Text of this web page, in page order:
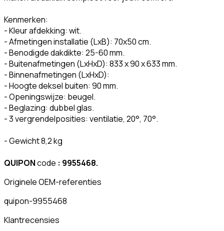
Kenmerken:
- Kleur afdekking: wit.
- Afmetingen installatie (LxB): 70x50 cm.
- Benodigde dakdikte: 25-60 mm.
- Buitenafmetingen (LxHxD): 833 x 90 x 633 mm.
- Binnenafmetingen (LxHxD):
- Hoogte deksel buiten: 90 mm.
- Openingswijze: beugel.
- Beglazing: dubbel glas.
- 3 vergrendelposities: ventilatie, 20°, 70°.
- Gewicht 8,2 kg
QUIPONcode : 9955468.
Originele OEM-referenties
quipon-9955468
Klantrecensies